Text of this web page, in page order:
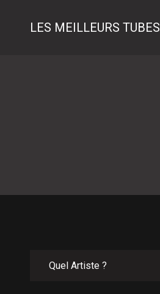
LES MEILLEURS TUBES